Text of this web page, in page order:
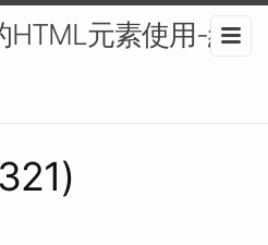
HTML元素使用-網